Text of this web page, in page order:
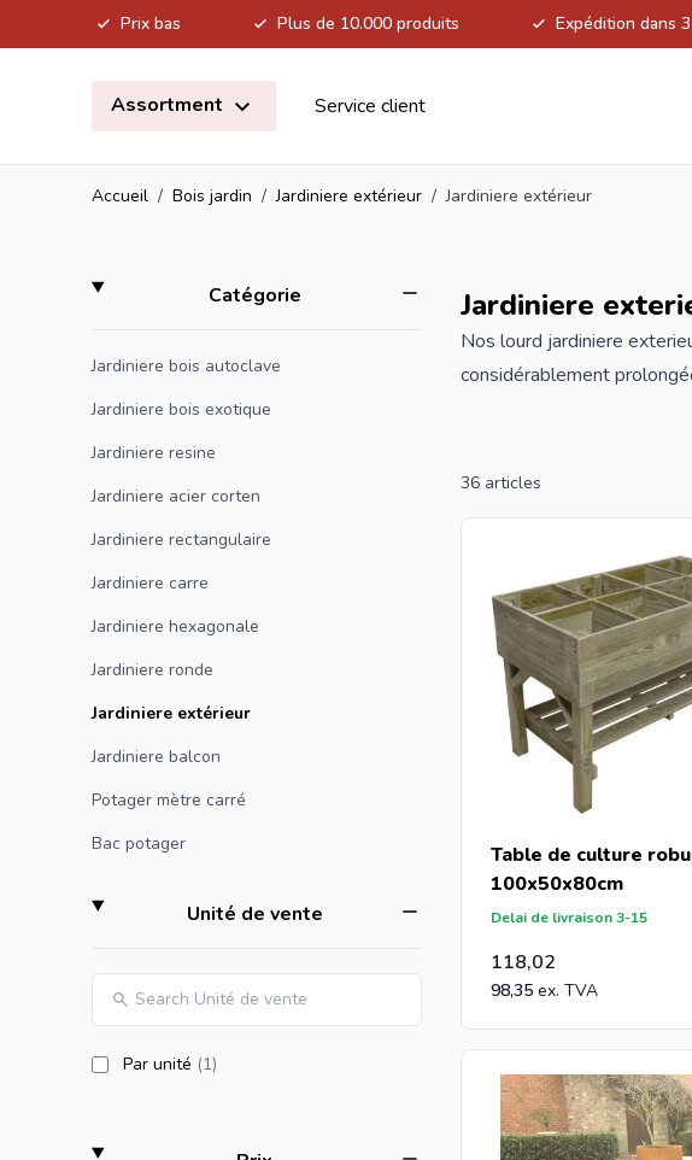
Prix bas Plus de 10.000 produits Expédition dans
Assortment
Service client
Accueil / Bois jardin / Jardiniere extérieur / Jardiniere extérieur
Skip to product list
Catégoriefilter
Jardiniere bois autoclave
Jardiniere bois exotique
Jardiniere resine
Jardiniere acier corten
Jardiniere rectangulaire
Jardiniere carre
Jardiniere hexagonale
Jardiniere ronde
Jardiniere extérieur
Jardiniere balcon
Potager mètre carré
Bac potager
Unité de ventefilter
Par unité (1products available
)
Jardiniere
Nos lourd jardiniere
considérablement
notre gamme. Quelque
Si vous commandez vos
Si vous êtes grossiste et
info@intergard.eu
equerres fixation et
36 articles
Table de culture
100x50x80cm
Delai de livraison 3-15
118,02
98,35